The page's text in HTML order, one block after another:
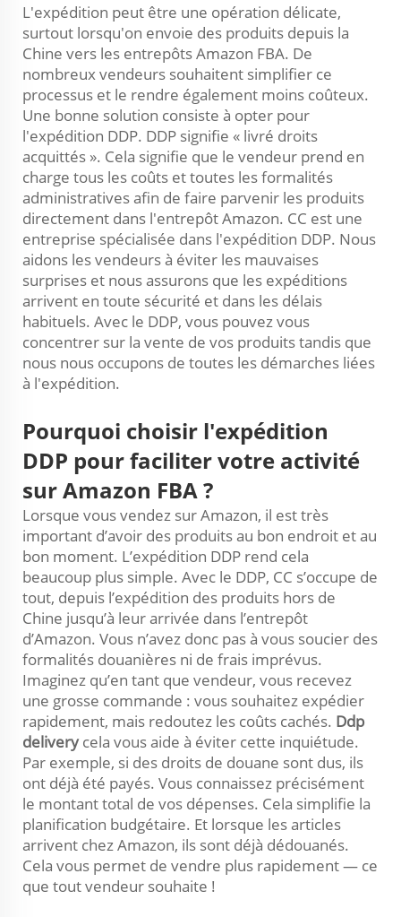
L'expédition peut être une opération délicate,
surtout lorsqu'on envoie des produits depuis la
Chine vers les entrepôts Amazon FBA. De
nombreux vendeurs souhaitent simplifier ce
processus et le rendre également moins coûteux.
Une bonne solution consiste à opter pour
l'expédition DDP. DDP signifie « livré droits
acquittés ». Cela signifie que le vendeur prend en
charge tous les coûts et toutes les formalités
administratives afin de faire parvenir les produits
directement dans l'entrepôt Amazon. CC est une
entreprise spécialisée dans l'expédition DDP. Nous
aidons les vendeurs à éviter les mauvaises
surprises et nous assurons que les expéditions
arrivent en toute sécurité et dans les délais
habituels. Avec le DDP, vous pouvez vous
concentrer sur la vente de vos produits tandis que
nous nous occupons de toutes les démarches liées
à l'expédition.
Pourquoi choisir l'expédition
DDP pour faciliter votre activité
sur Amazon FBA ?
Lorsque vous vendez sur Amazon, il est très
important d’avoir des produits au bon endroit et au
bon moment. L’expédition DDP rend cela
beaucoup plus simple. Avec le DDP, CC s’occupe de
tout, depuis l’expédition des produits hors de
Chine jusqu’à leur arrivée dans l’entrepôt
d’Amazon. Vous n’avez donc pas à vous soucier des
formalités douanières ni de frais imprévus.
Imaginez qu’en tant que vendeur, vous recevez
une grosse commande : vous souhaitez expédier
rapidement, mais redoutez les coûts cachés. Ddp
deliverycela vous aide à éviter cette inquiétude.
Par exemple, si des droits de douane sont dus, ils
ont déjà été payés. Vous connaissez précisément
le montant total de vos dépenses. Cela simplifie la
planification budgétaire. Et lorsque les articles
arrivent chez Amazon, ils sont déjà dédouanés.
Cela vous permet de vendre plus rapidement — ce
que tout vendeur souhaite !